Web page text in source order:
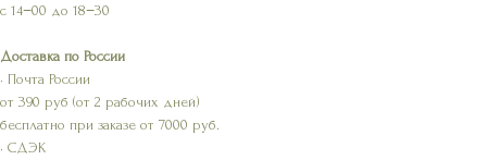
с 14−00 до 18−30
Доставка по России
• Почта России
от 390 руб (от 2 рабочих дней)
бесплатно при заказе от 7000 руб.
• СДЭК